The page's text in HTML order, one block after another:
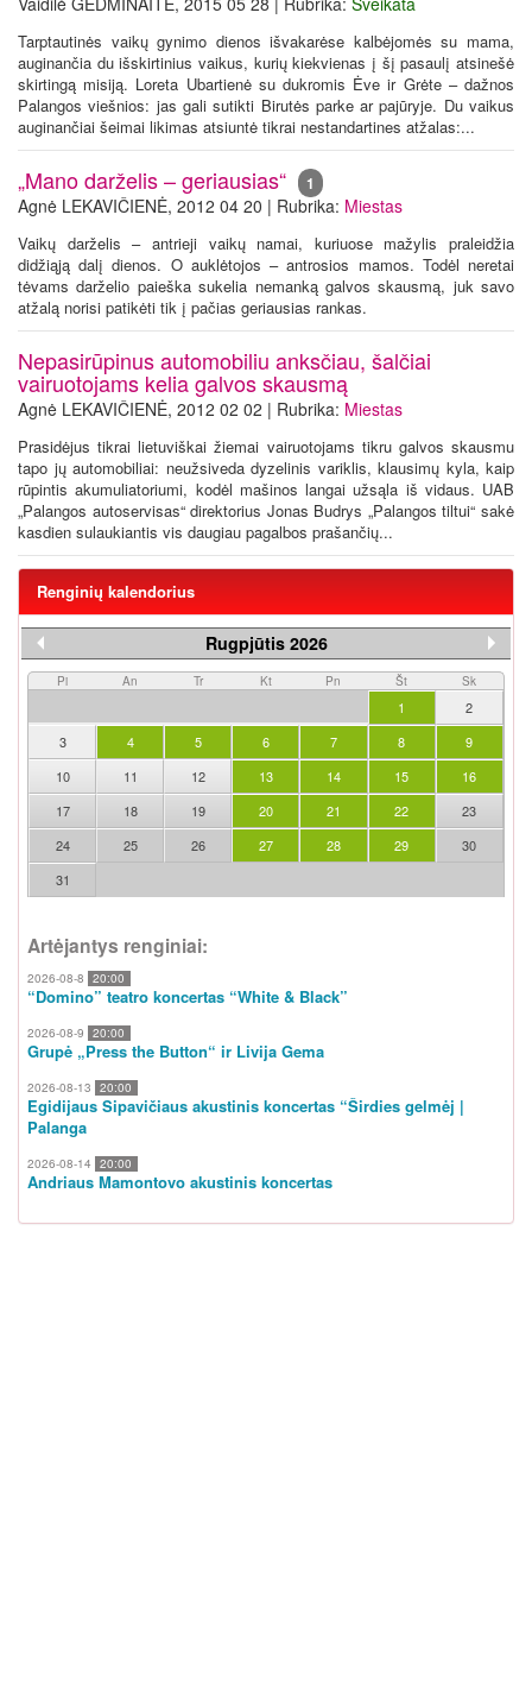
Tarptautinės vaikų gynimo dienos išvakarėse kalbėjomės su mama,
auginančia du išskirtinius vaikus, kurių kiekvienas į šį pasaulį atsinešė
skirtingą misiją. Loreta Ubartienė su dukromis Ėve ir Grėte – dažnos
Palangos viešnios: jas gali sutikti Birutės parke ar pajūryje. Du vaikus
auginančiai šeimai likimas atsiuntė tikrai nestandartines atžalas:...
„Mano darželis – geriausias“ 1
Agnė LEKAVIČIENĖ, 2012 04 20 | Rubrika: Miestas
Vaikų darželis – antrieji vaikų namai, kuriuose mažylis praleidžia
didžiąją dalį dienos. O auklėtojos – antrosios mamos. Todėl neretai
tėvams darželio paieška sukelia nemanką galvos skausmą, juk savo
atžalą norisi patikėti tik į pačias geriausias rankas.
Nepasirūpinus automobiliu anksčiau, šalčiai
vairuotojams kelia galvos skausmą
Agnė LEKAVIČIENĖ, 2012 02 02 | Rubrika: Miestas
Prasidėjus tikrai lietuviškai žiemai vairuotojams tikru galvos skausmu
tapo jų automobiliai: neužsiveda dyzelinis variklis, klausimų kyla, kaip
rūpintis akumuliatoriumi, kodėl mašinos langai užsąla iš vidaus. UAB
„Palangos autoservisas“ direktorius Jonas Budrys „Palangos tiltui“ sakė
kasdien sulaukiantis vis daugiau pagalbos prašančių...
Renginių kalendorius
Rugpjūtis 2026
Pi An Tr Kt Pn Št Sk
1
2
3
4 5 6 7 8
9
10
11 12 13 14 15
16
17
18 19 20 21 22
23
24
25 26 27 28 29
30
31
Artėjantys renginiai:
2026-08-8 20:00
“Domino” teatro koncertas “White & Black”
2026-08-9 20:00
Grupė „Press the Button“ ir Livija Gema
2026-08-13 20:00
Egidijaus Sipavičiaus akustinis koncertas “Širdies gelmėj |
Palanga
2026-08-14 20:00
Andriaus Mamontovo akustinis koncertas